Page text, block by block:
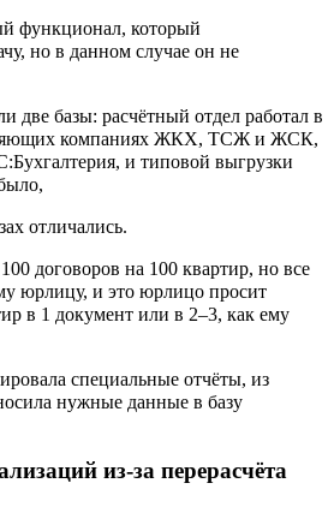
функционал, который
но в данном случае он не
две базы: расчётный отдел работал в
компаниях ЖКХ, ТСЖ и ЖСК,
и типовой выгрузки
отличались.
договоров на 100 квартир, но все
юрлицу, и это юрлицо просит
в 1 документ или в 2–3, как ему
специальные отчёты, из
нужные данные в базу
из-за перерасчёта